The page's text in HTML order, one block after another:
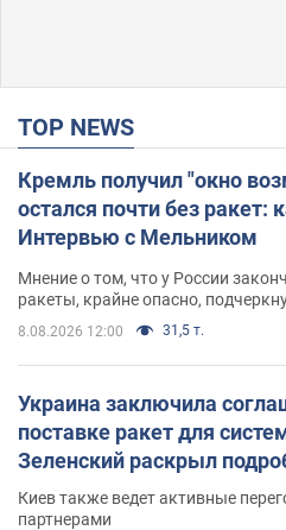
TOP NEWS
Кремль получил "окно
остался почти без ракет:
Интервью с Мельником
Мнение о том, что у России
ракеты, крайне опасно,
8.08.2026 12:00 31,5 т.
Украина заключила
поставке ракет для
Зеленский раскрыл
Киев также ведет активные
партнерами